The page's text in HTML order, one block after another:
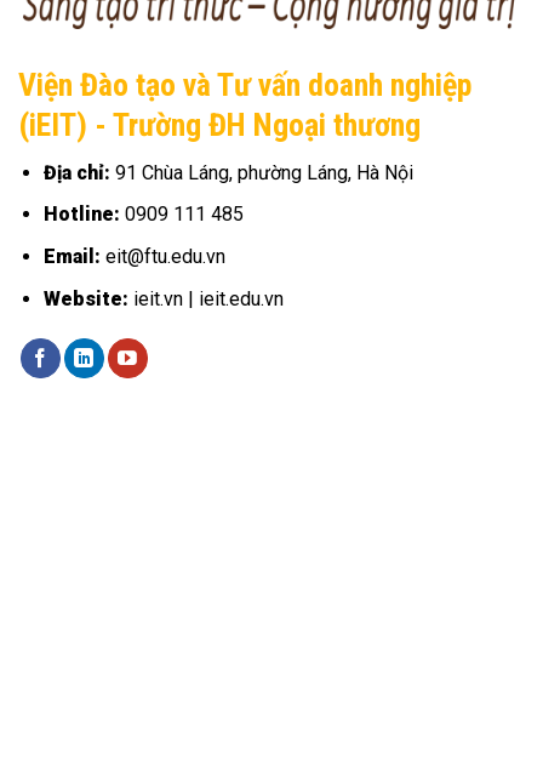
Viện Đào tạo và Tư vấn doanh nghiệp
(iEIT) - Trường ĐH Ngoại thương
Địa chỉ: 91 Chùa Láng, phường Láng, Hà Nội
Hotline: 0909 111 485
Email: eit@ftu.edu.vn
Website: ieit.vn | ieit.edu.vn